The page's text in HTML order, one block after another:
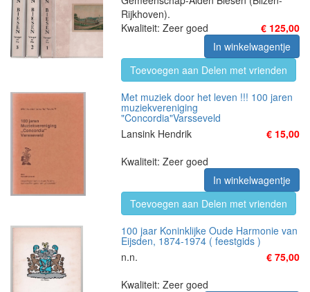
Rijkhoven).
€ 125,00
Kwaliteit: Zeer goed
In winkelwagentje
Toevoegen aan Delen met vrienden
Met muziek door het leven !!! 100 jaren
muziekvereniging
"Concordia"Varsseveld
Lansink Hendrik
€ 15,00
Kwaliteit: Zeer goed
In winkelwagentje
Toevoegen aan Delen met vrienden
100 jaar Koninklijke Oude Harmonie van
Eijsden, 1874-1974 ( feestgids )
n.n.
€ 75,00
Kwaliteit: Zeer goed